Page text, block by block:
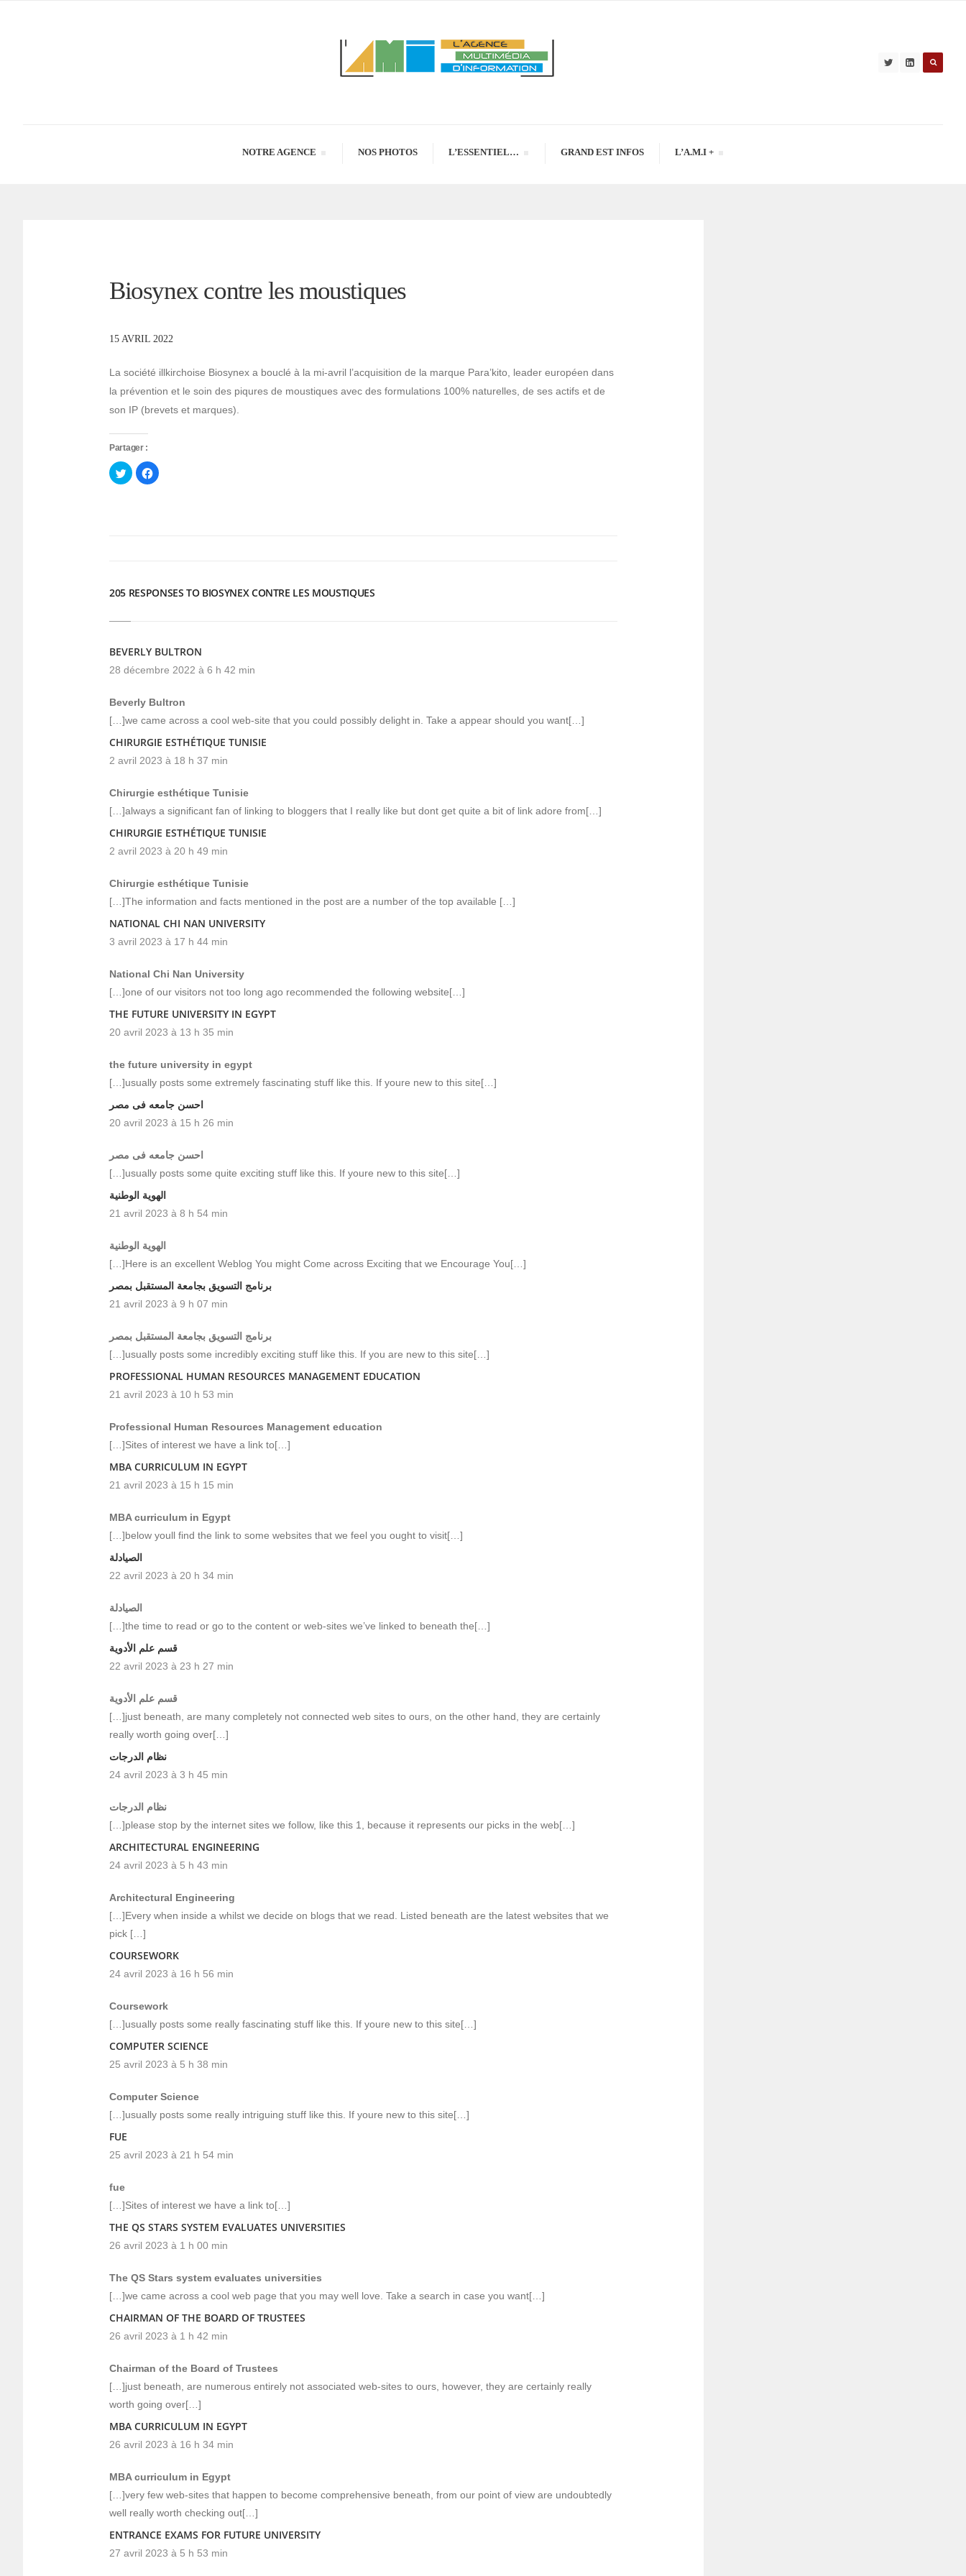
NOTRE AGENCE NOS PHOTOS L’ESSENTIEL… GRAND EST INFOS L’A.M.I +
Biosynex contre les moustiques
15 AVRIL 2022
La société illkirchoise Biosynex a bouclé à la mi-avril l’acquisition de la marque Para’kito, leader européen dans
la prévention et le soin des piqures de moustiques avec des formulations 100% naturelles, de ses actifs et de
son IP (brevets et marques).
Partager :
Cliquez
pour
partager
Cliquez
pour
205 RESPONSES TO BIOSYNEX CONTRE LES MOUSTIQUES
BEVERLY BULTRON
28 décembre 2022 à 6 h 42 min
Beverly Bultron
[…]we came across a cool web-site that you could possibly delight in. Take a appear should you want[…]
CHIRURGIE ESTHÉTIQUE TUNISIE
2 avril 2023 à 18 h 37 min
Chirurgie esthétique Tunisie
[…]always a significant fan of linking to bloggers that I really like but dont get quite a bit of link adore from[…]
CHIRURGIE ESTHÉTIQUE TUNISIE
2 avril 2023 à 20 h 49 min
Chirurgie esthétique Tunisie
[…]The information and facts mentioned in the post are a number of the top available […]
NATIONAL CHI NAN UNIVERSITY
3 avril 2023 à 17 h 44 min
National Chi Nan University
[…]one of our visitors not too long ago recommended the following website[…]
THE FUTURE UNIVERSITY IN EGYPT
20 avril 2023 à 13 h 35 min
the future university in egypt
[…]usually posts some extremely fascinating stuff like this. If youre new to this site[…]
احسن جامعه فى مصر
20 avril 2023 à 15 h 26 min
احسن جامعه فى مصر
[…]usually posts some quite exciting stuff like this. If youre new to this site[…]
الهوية الوطنية
21 avril 2023 à 8 h 54 min
الهوية الوطنية
[…]Here is an excellent Weblog You might Come across Exciting that we Encourage You[…]
برنامج التسويق بجامعة المستقبل بمصر
21 avril 2023 à 9 h 07 min
برنامج التسويق بجامعة المستقبل بمصر
[…]usually posts some incredibly exciting stuff like this. If you are new to this site[…]
PROFESSIONAL HUMAN RESOURCES MANAGEMENT EDUCATION
21 avril 2023 à 10 h 53 min
Professional Human Resources Management education
[…]Sites of interest we have a link to[…]
MBA CURRICULUM IN EGYPT
21 avril 2023 à 15 h 15 min
MBA curriculum in Egypt
[…]below youll find the link to some websites that we feel you ought to visit[…]
الصيادلة
22 avril 2023 à 20 h 34 min
الصيادلة
[…]the time to read or go to the content or web-sites we’ve linked to beneath the[…]
قسم علم الأدوية
22 avril 2023 à 23 h 27 min
قسم علم الأدوية
[…]just beneath, are many completely not connected web sites to ours, on the other hand, they are certainly
really worth going over[…]
نظام الدرجات
24 avril 2023 à 3 h 45 min
نظام الدرجات
[…]please stop by the internet sites we follow, like this 1, because it represents our picks in the web[…]
ARCHITECTURAL ENGINEERING
24 avril 2023 à 5 h 43 min
Architectural Engineering
[…]Every when inside a whilst we decide on blogs that we read. Listed beneath are the latest websites that we
pick […]
COURSEWORK
24 avril 2023 à 16 h 56 min
Coursework
[…]usually posts some really fascinating stuff like this. If youre new to this site[…]
COMPUTER SCIENCE
25 avril 2023 à 5 h 38 min
Computer Science
[…]usually posts some really intriguing stuff like this. If youre new to this site[…]
FUE
25 avril 2023 à 21 h 54 min
fue
[…]Sites of interest we have a link to[…]
THE QS STARS SYSTEM EVALUATES UNIVERSITIES
26 avril 2023 à 1 h 00 min
The QS Stars system evaluates universities
[…]we came across a cool web page that you may well love. Take a search in case you want[…]
CHAIRMAN OF THE BOARD OF TRUSTEES
26 avril 2023 à 1 h 42 min
Chairman of the Board of Trustees
[…]just beneath, are numerous entirely not associated web-sites to ours, however, they are certainly really
worth going over[…]
MBA CURRICULUM IN EGYPT
26 avril 2023 à 16 h 34 min
MBA curriculum in Egypt
[…]very few web-sites that happen to become comprehensive beneath, from our point of view are undoubtedly
well really worth checking out[…]
ENTRANCE EXAMS FOR FUTURE UNIVERSITY
27 avril 2023 à 5 h 53 min